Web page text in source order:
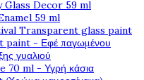
Glass Decor 59 ml
59 ml
Transparent glass paint
- Εφέ παγωμένου
γυαλιού
70 ml - Υγρή κάσια